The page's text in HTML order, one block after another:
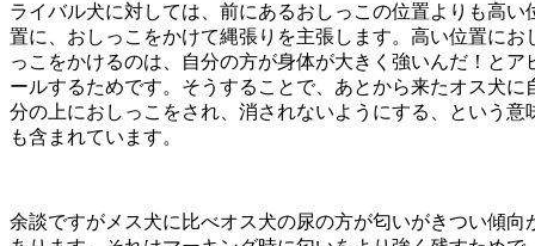
ライバル犬に対しては、前にあるおしっこの位置よりも高い
置に、おしっこをかけて縄張りを主張します。高い位置にお
っこをかけるのは、自分の方が身体が大きく強いんだ！とア
ールするためです。そうすることで、あとから来たオス犬に
分の上におしっこをされ、消されないようにする、という意
も含まれています。
余談ですがメス犬に比べオス犬の尿の方が匂いがきつい傾向